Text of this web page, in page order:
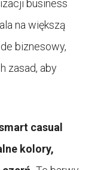
business
na większą
biznesowy,
zasad, aby
casual
kolory,